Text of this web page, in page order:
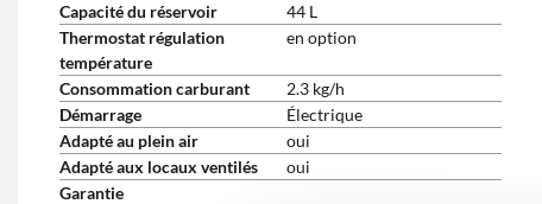
Capacité du réservoir
44 L
Thermostat régulation
température
en option
Consommation carburant
2.3 kg/h
Démarrage
Électrique
Adapté au plein air
oui
Adapté aux locaux ventilés
oui
Garantie